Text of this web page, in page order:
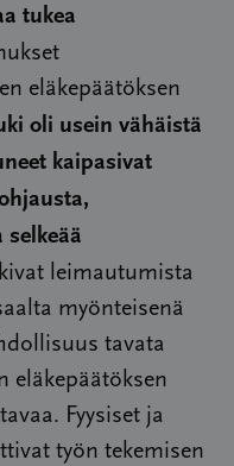
tukea
eläke­päätöksen
oli usein vähäistä
kaipasivat
leimautumista
myönteisenä
tavata
eläkepäätöksen
Fyysiset ja
työn tekemisen